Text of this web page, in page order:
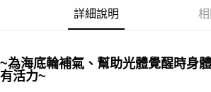
每筆NT$80，滿NT$3,000(含以上)免運費
免運費
詳細說明
~為海底輪補氣、幫助光體覺醒時身
有活力~